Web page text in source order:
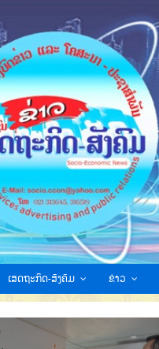
ເສດຖະກິດ-ສັງຄົມ ຂ່າວ